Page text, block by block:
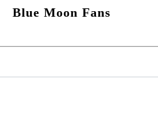
Blue Moon Fans